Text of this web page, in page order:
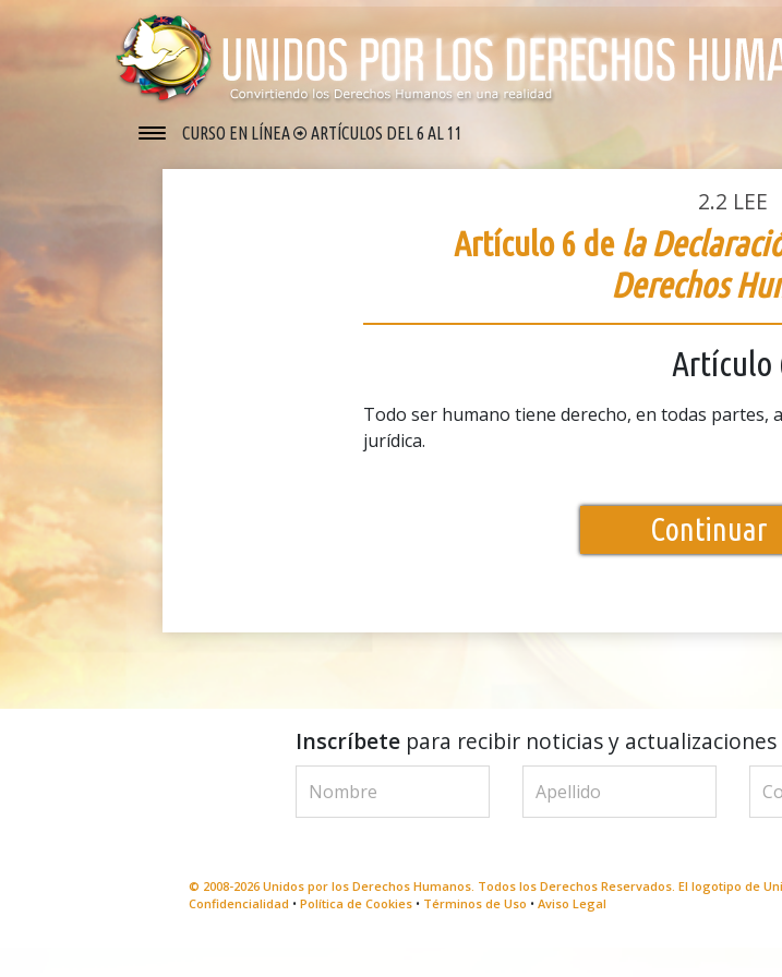
CURSO EN LÍNEA ARTÍCULOS DEL 6 AL 11
2.2 LEE
Artículo 6 de la
Derechos
Artículo
Todo ser humano tiene derecho, en todas partes,
jurídica.
Continuar
Inscríbetepara recibir noticias y actualizaciones
© 2008-2026 Unidos por los Derechos Humanos. Todos los Derechos Reservados. El logotipo de
Confidencialidad • Política de Cookies• Términos de Uso • Aviso Legal